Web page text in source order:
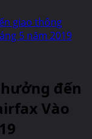
giao thông
5 năm 2019
đến
Vào